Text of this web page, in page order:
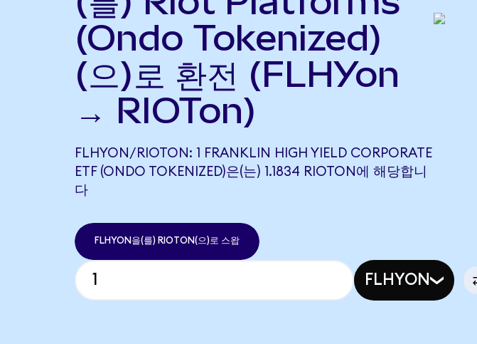
(Ondo Tokenized)
(으)로 환전 (FLHYon
→ RIOTon)
FLHYON/RIOTON: 1 FRANKLIN HIGH YIELD CORPORATE
ETF (ONDO TOKENIZED)은(는) 1.1834 RIOTON에 해당합니
다
FLHYON을(를) RIOTON(으)로 스왑
FLHYON